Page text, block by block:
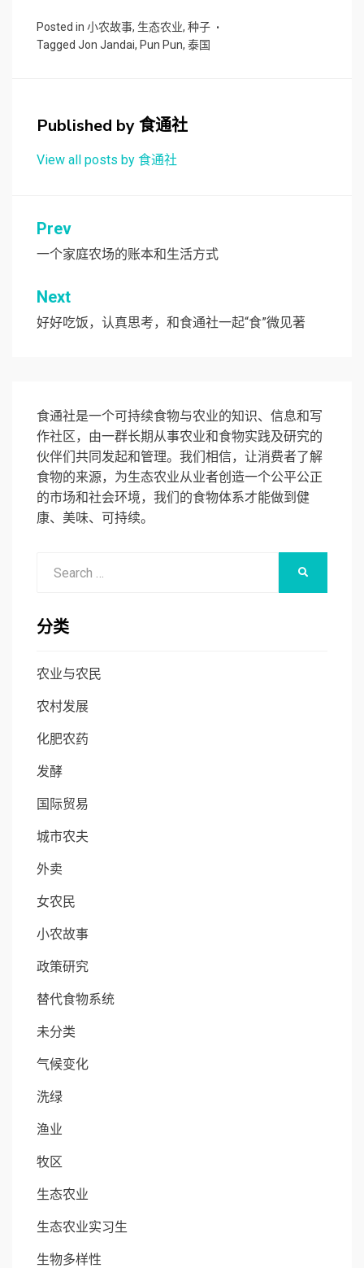
Posted in 小农故事, 生态农业, 种子
Tagged Jon Jandai, Pun Pun, 泰国
Published by食通社
View all posts by 食通社
文
章
导
航
Prev
一个家庭农场的账本和生活方式
Next
好好吃饭，认真思考，和食通社一起“食”微见著
食通社是一个可持续食物与农业的知识、信息和写
作社区，由一群长期从事农业和食物实践及研究的
伙伴们共同发起和管理。我们相信，让消费者了解
食物的来源，为生态农业从业者创造一个公平公正
的市场和社会环境，我们的食物体系才能做到健
康、美味、可持续。
分类
农业与农民
农村发展
化肥农药
发酵
国际贸易
城市农夫
外卖
女农民
小农故事
政策研究
替代食物系统
未分类
气候变化
洗绿
渔业
牧区
生态农业
生态农业实习生
生物多样性